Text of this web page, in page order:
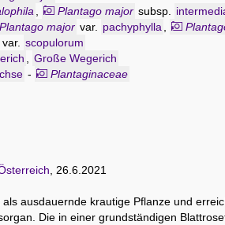
Plantago major subsp.
Plantago major var. pachyphylla
var. scopulorum
Große Wegerich
- Plantaginaceae
, 26.6.2021
ausdauernde krautige Pflanze und
Die in einer grundständigen